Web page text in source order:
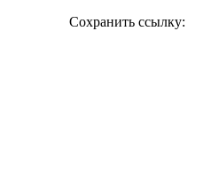
Сохранить ссылку: